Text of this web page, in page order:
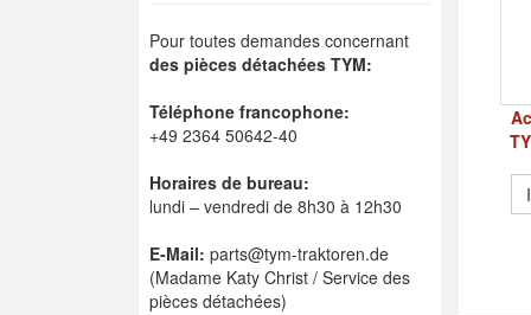
Pour toutes demandes concernant
des pièces détachées TYM:
Téléphone francophone:
+49 2364 50642-40
Horaires de bureau:
lundi – vendredi de 8h30 à 12h30
E-Mail: parts@tym-traktoren.de
(Madame Katy Christ / Service des
pièces détachées)